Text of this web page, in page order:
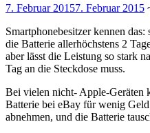
7. Februar 20157. Februar 2015
Smartphonebesitzer kennen
die Batterie allerhöchstens 2
aber lässt die Leistung so stark
Tag an die Steckdose muss.
Bei vielen nicht- Apple-Geräten
Batterie bei eBay für wenig
abnehmen, und die Batterie